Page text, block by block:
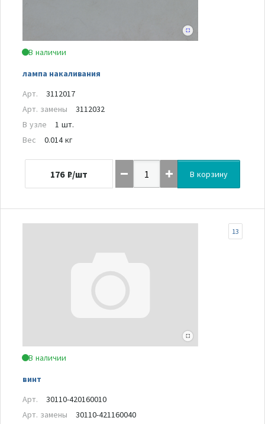
В наличии
лампа накаливания
Арт.
3112017
Арт. замены
3112032
В узле
1 шт.
Вес
0.014 кг
176 ₽/шт В корзину
В наличии
винт
13
Арт.
30110-420160010
Арт. замены
30110-421160040